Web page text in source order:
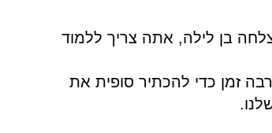
בן לילה, אתה צריך ללמוד
זמן כדי להכתיר סופית את